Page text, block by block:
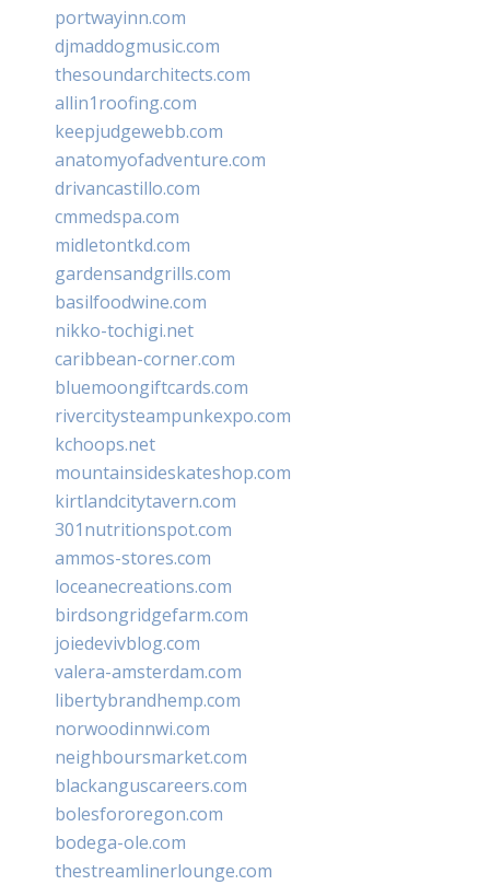
portwayinn.com
djmaddogmusic.com
thesoundarchitects.com
allin1roofing.com
keepjudgewebb.com
anatomyofadventure.com
drivancastillo.com
cmmedspa.com
midletontkd.com
gardensandgrills.com
basilfoodwine.com
nikko-tochigi.net
caribbean-corner.com
bluemoongiftcards.com
rivercitysteampunkexpo.com
kchoops.net
mountainsideskateshop.com
kirtlandcitytavern.com
301nutritionspot.com
ammos-stores.com
loceanecreations.com
birdsongridgefarm.com
joiedevivblog.com
valera-amsterdam.com
libertybrandhemp.com
norwoodinnwi.com
neighboursmarket.com
blackanguscareers.com
bolesfororegon.com
bodega-ole.com
thestreamlinerlounge.com